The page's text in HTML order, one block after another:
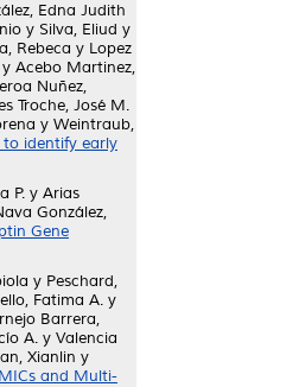
Edna Judith
y Silva, Eliud y
Rebeca y Lopez
y Acebo Martinez,
Nuñez,
Troche, José M.
y Weintraub,
to identify early
P. y Arias
González,
Gene
y Peschard,
Fatima A. y
Barrera,
A. y Valencia
Xianlin y
and Multi-